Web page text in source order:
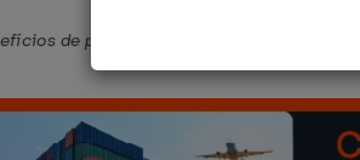
de previdência e assistência social